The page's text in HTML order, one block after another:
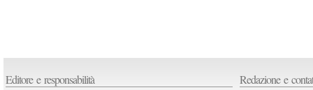
Editore e responsabilità Redazione e